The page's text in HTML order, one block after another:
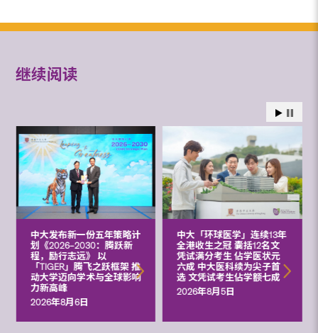
继续阅读
中大发布新一份五年策略计
划《2026‒2030：腾跃新
程，励行志远》 以
「TIGER」腾飞之跃框架 推
动大学迈向学术与全球影响
力新高峰
2026年8月6日
中大「环球医学」连续13年
全港收生之冠 囊括12名文
凭试满分考生 佔学医状元
六成 中大医科续为尖子首
选 文凭试考生佔学额七成
2026年8月5日